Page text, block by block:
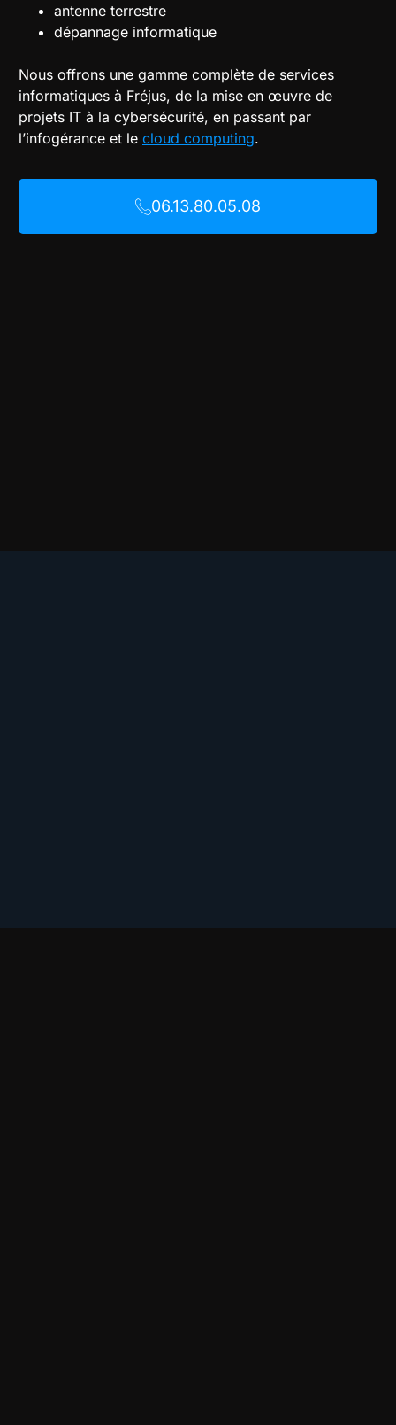
antenne terrestre
dépannage informatique
Nous offrons une gamme complète de services
informatiques à Fréjus, de la mise en œuvre de
projets IT à la cybersécurité, en passant par
l’infogérance et le cloud computing.
06.13.80.05.08